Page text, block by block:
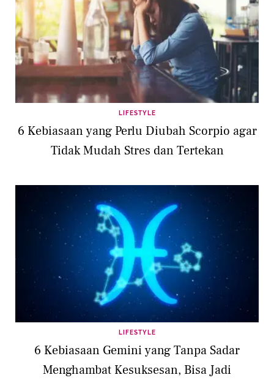
LIFESTYLE
6 Kebiasaan yang Perlu Diubah Scorpio agar
Tidak Mudah Stres dan Tertekan
LIFESTYLE
6 Kebiasaan Gemini yang Tanpa Sadar
Menghambat Kesuksesan, Bisa Jadi